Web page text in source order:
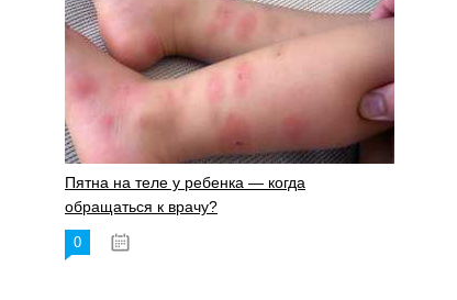
Пятна на теле у ребенка — когда
обращаться к врачу?
0